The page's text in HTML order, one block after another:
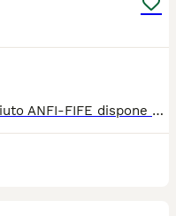
Allevamento amatoriale riconosciuto ANFI-FIFE dispone di meraviglioso cucciolo maschio di Gatto Siberiano Neva Masquerade nato il 27 Marzo 2026 e quindi già pronto a raggiungere la sua nuova amorevole famiglia. Il cucciolo, figlio di entrambi genitori Campioni di Bellezza, verrà ceduto con libretto sanitario attestante le vaccinazioni e le sverminazioni effettuate, con microchip inserito e dunque regolarmente iscritto all'anagrafe canina, con contratto di cessione da compagnia (quindi con obbligo di sterilizzazione), con copia dei test eseguiti su entrambi i genitori ed ovviamente avrà il pedigree ANFI. Ci troviamo in provincia di Bolzano ma eventualmente possiamo consegnare personalmente il cucciolo in quasi tutte le regioni d'Italia.